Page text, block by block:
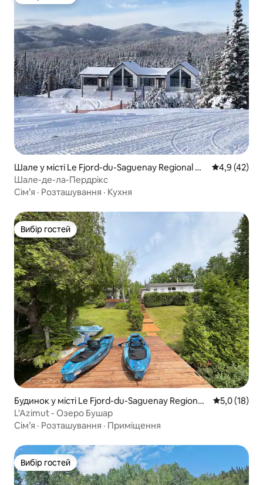
Шале у місті Le Fjord-du-Saguenay Regional Co
unty Municipality
Середня
4,9 (42)
Шале-де-ла-Пердрікс
Сім’я · Розташування · Кухня
Вибір гостей
Вибір гостей
Будинок у місті Le Fjord-du-Saguenay Regional
County Municipality
Середня
5,0 (18)
L'Azimut - Озеро Бушар
Сім’я · Розташування · Приміщення
Вибір гостей
Вибір гостей